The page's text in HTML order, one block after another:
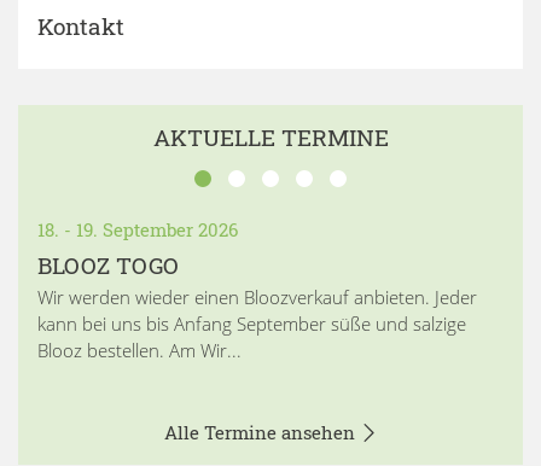
Kontakt
AKTUELLE TERMINE
18. - 19. September 2026
BLOOZ TOGO
Wir werden wieder einen Bloozverkauf anbieten. Jeder
kann bei uns bis Anfang September süße und salzige
Blooz bestellen. Am Wir...
Alle Termine ansehen